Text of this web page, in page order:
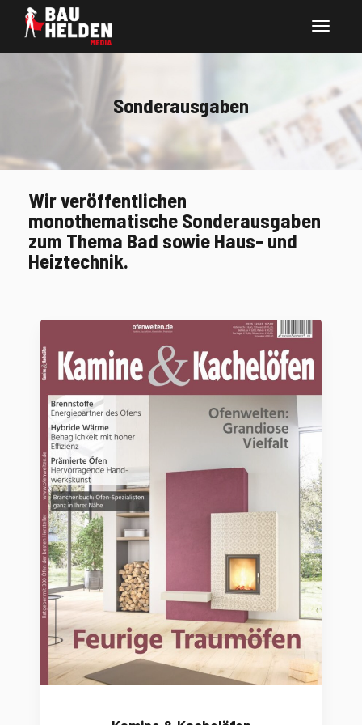
Sonderausgaben
Wir veröffentlichen
monothematische Sonderausgaben
zum Thema Bad sowie Haus- und
Heiztechnik.